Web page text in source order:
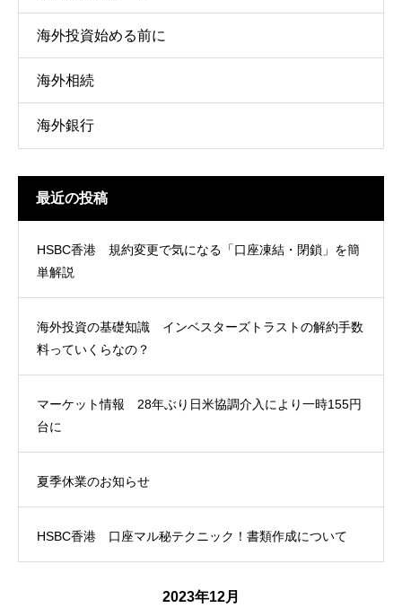
海外投資始める前に
海外相続
海外銀行
最近の投稿
HSBC香港 規約変更で気になる「口座凍結・閉鎖」を簡
単解説
海外投資の基礎知識 インベスターズトラストの解約手数
料っていくらなの？
マーケット情報 28年ぶり日米協調介入により一時155円
台に
夏季休業のお知らせ
HSBC香港 口座マル秘テクニック！書類作成について
2023年12月